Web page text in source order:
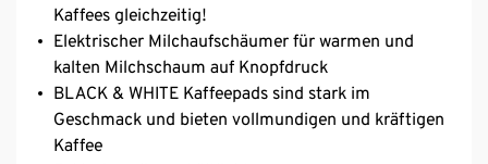
Kaffees gleichzeitig!
Elektrischer Milchaufschäumer für warmen und
kalten Milchschaum auf Knopfdruck
BLACK & WHITE Kaffeepads sind stark im
Geschmack und bieten vollmundigen und kräftigen
Kaffee